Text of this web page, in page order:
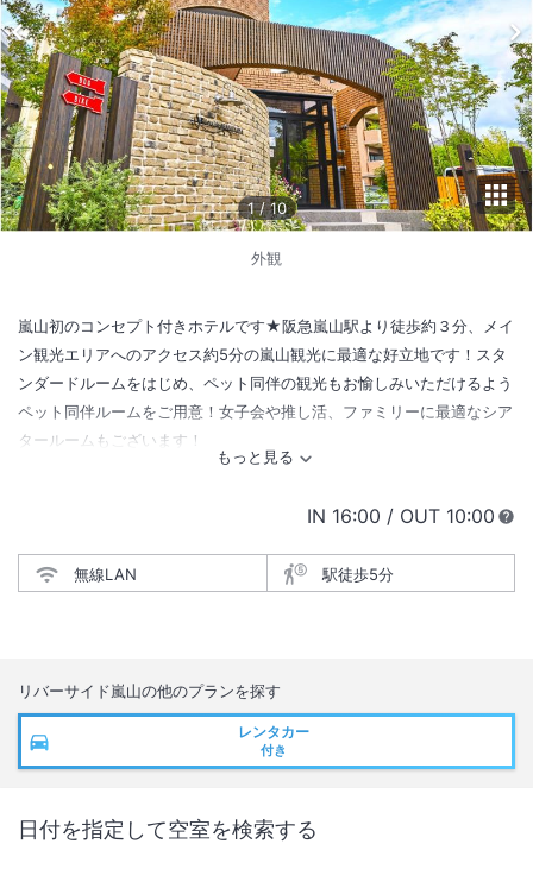
1 /10
外観
嵐山初のコンセプト付きホテルです★阪急嵐山駅より徒歩約３分、メイ
ン観光エリアへのアクセス約5分の嵐山観光に最適な好立地です！スタ
ンダードルームをはじめ、ペット同伴の観光もお愉しみいただけるよう
ペット同伴ルームをご用意！女子会や推し活、ファミリーに最適なシア
タールームもございます！
IN チェックイン
16:00 / OUT チェック
10:00
無線LAN 駅徒歩5分
リバーサイド嵐山の他のプランを探す
レンタカー
付き
日付を指定して空室を検索する